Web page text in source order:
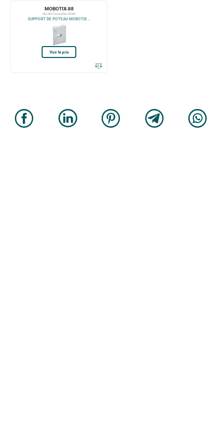
MOBOTIX-88
Mx-MH-SecureFlex-ESWS
SUPPORT DE POTEAU MOBOTIX ...
Voir le prix